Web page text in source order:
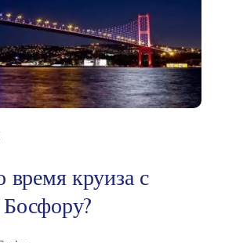
время круиза с